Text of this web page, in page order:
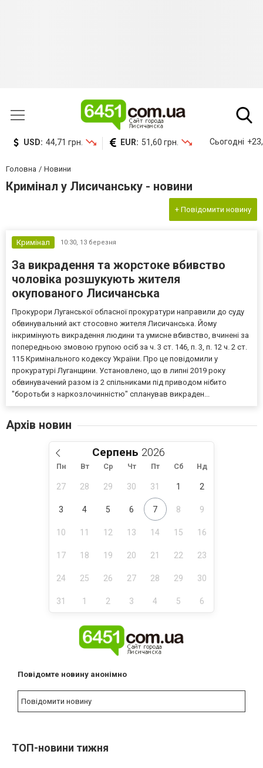
USD: 44,71 грн. EUR: 51,60 грн. Сьогодні
Головна Новини
Кримінал у Лисичанську - новини
+ Повідомити новину
Кримінал 10:30, 13 березня
За викрадення та жорстоке вбивство
чоловіка розшукують жителя
окупованого Лисичанська
Прокурори Луганської обласної прокуратури направили до суду
обвинувальний акт стосовно жителя Лисичанська. Йому
інкримінують викрадення людини та умисне вбивство, вчинені за
попередньою змовою групою осіб за ч. 3 ст. 146, п. 3, п. 12 ч. 2 ст.
115 Кримінального кодексу України. Про це повідомили у
прокуратурі Луганщини. Установлено, що в липні 2019 року
обвинувачений разом із 2 спільниками під приводом нібито
"боротьби з наркозлочинністю" спланував викраден...
Архів новин
Серпень
Пн Вт Ср Чт Пт Сб Нд
27 28 29 30 31 1 2
3 4 5 6 7 8 9
10 11 12 13 14 15 16
17 18 19 20 21 22 23
24 25 26 27 28 29 30
31 1 2 3 4 5 6
Повідомте новину анонімно
Повідомити новину
ТОП-новини тижня